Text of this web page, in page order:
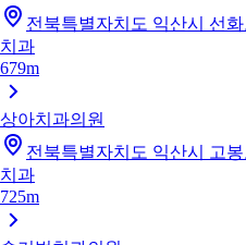
전북특별자치도 익산시 선
치과
679m
상아치과의원
전북특별자치도 익산시 고
치과
725m